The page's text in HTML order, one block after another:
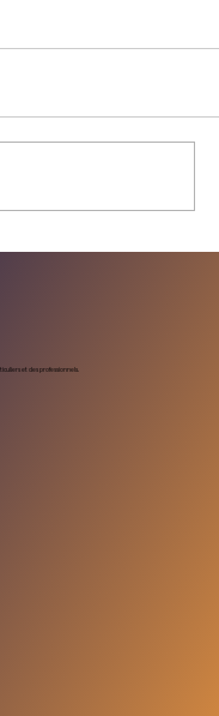
et des professionnels.